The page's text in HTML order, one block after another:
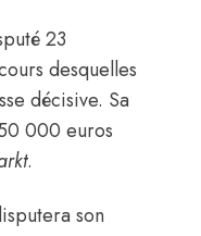
23
desquelles
décisive. Sa
000 euros
.
son